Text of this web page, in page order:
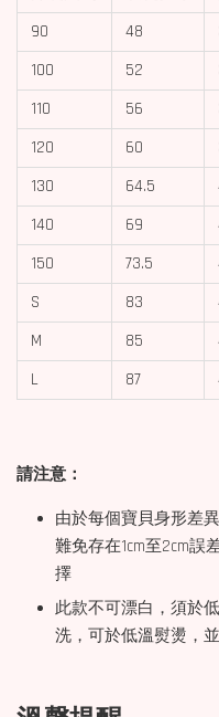
90
48
100
52
110
56
120
60
130
64.5
140
69
150
73.5
S
83
M
85
L
87
請注意：
由於每個寶貝身形差
難免存在1cm至2cm誤
擇
此款不可漂白，須於
洗，可於低溫熨燙，